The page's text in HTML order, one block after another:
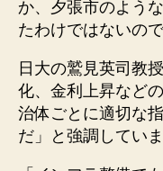
か、夕張市のよう
たわけではないので
日大の鷲見英司教
化、金利上昇など
治体ごとに適切な
だ」と強調していま